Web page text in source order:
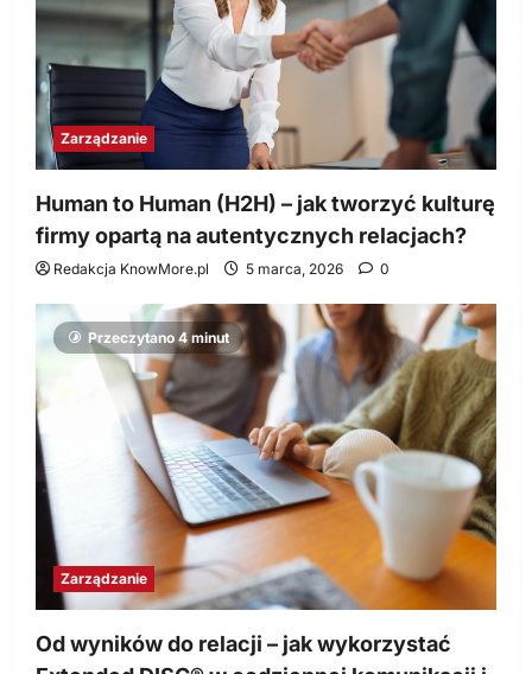
Zarządzanie
Human to Human (H2H) – jak tworzyć kulturę
firmy opartą na autentycznych relacjach?
Redakcja KnowMore.pl 5 marca, 2026 0
Przeczytano 4 minut
Zarządzanie
Od wyników do relacji – jak wykorzystać